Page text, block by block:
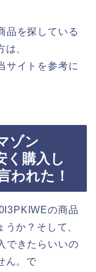
品を探している
、
サイトを参考に
ゾン
く購入し
われた！
の商品
か？そして、
できたらいいの
ん。で